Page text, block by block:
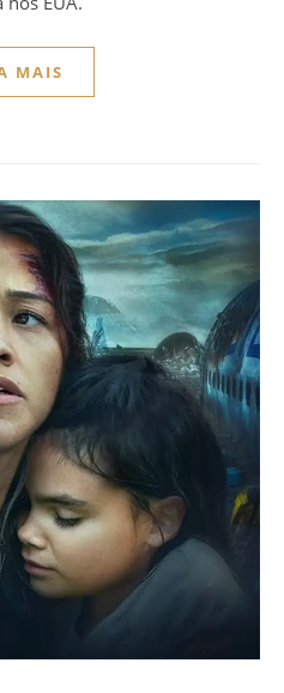
MAIS